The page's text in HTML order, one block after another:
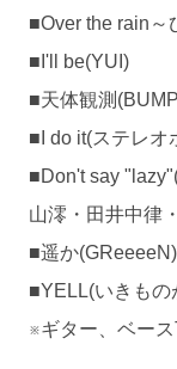
■Over the rain～
■I'll be(YUI)
■天体観測
■I do it(ステレオ
■Don't say
山澪・田井中律
■遥か(GReeeeN)
■YELL(いきもの
※ギター、ベー